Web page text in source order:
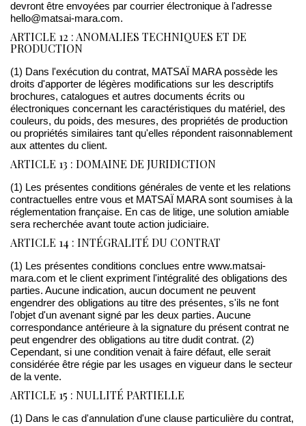
devront être envoyées par courrier électronique à l'adresse
hello@matsai-mara.com.
ARTICLE 12 : ANOMALIES TECHNIQUES ET DE
PRODUCTION
(1) Dans l'exécution du contrat, MATSAÏ MARA possède les
droits d'apporter de légères modifications sur les descriptifs
brochures, catalogues et autres documents écrits ou
électroniques concernant les caractéristiques du matériel, des
couleurs, du poids, des mesures, des propriétés de production
ou propriétés similaires tant qu'elles répondent raisonnablement
aux attentes du client.
ARTICLE 13 : DOMAINE DE JURIDICTION
(1) Les présentes conditions générales de vente et les relations
contractuelles entre vous et MATSAÏ MARA sont soumises à la
réglementation française. En cas de litige, une solution amiable
sera recherchée avant toute action judiciaire.
ARTICLE 14 : INTÉGRALITÉ DU CONTRAT
(1) Les présentes conditions conclues entre www.matsai-
mara.com et le client expriment l'intégralité des obligations des
parties. Aucune indication, aucun document ne peuvent
engendrer des obligations au titre des présentes, s'ils ne font
l'objet d'un avenant signé par les deux parties. Aucune
correspondance antérieure à la signature du présent contrat ne
peut engendrer des obligations au titre dudit contrat. (2)
Cependant, si une condition venait à faire défaut, elle serait
considérée être régie par les usages en vigueur dans le secteur
de la vente.
ARTICLE 15 : NULLITÉ PARTIELLE
(1) Dans le cas d'annulation d'une clause particulière du contrat,